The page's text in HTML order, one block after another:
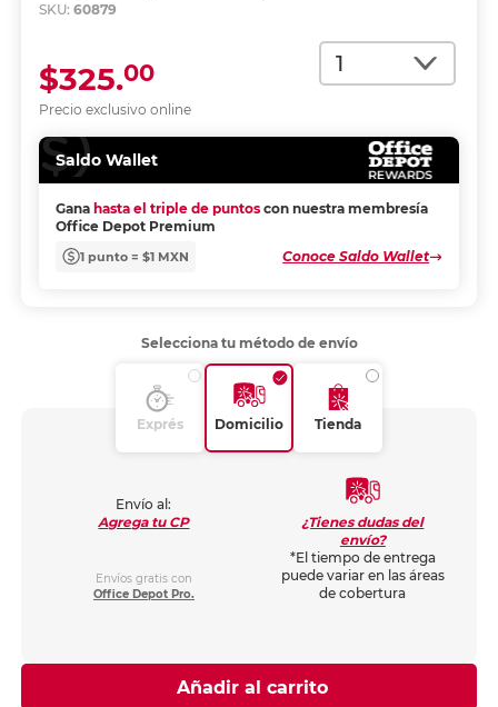
SKU: 60879
Cantidad
Precio exclusivo online
$325.00
Saldo Wallet
Gana hasta el triple de puntos con nuestra membresía
Office Depot Premium
1 punto = $1 MXN Conoce Saldo Wallet
Selecciona tu método de envío
Exprés Domicilio Tienda
Envío al:
Agrega tu CP
Envíos gratis con
Office Depot Pro.
¿Tienes dudas del
envío?
*El tiempo de entrega
puede variar en las áreas
de cobertura
Añadir al carrito